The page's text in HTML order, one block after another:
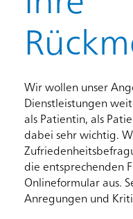
Wir wollen unser
Dienstleistungen
als Patientin, als
dabei sehr wichtig.
die entsprechenden
Onlineformular aus.
Anregungen und